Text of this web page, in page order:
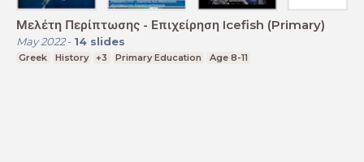
Μελέτη Περίπτωσης - Επιχείρηση Icefish (Primary)
May 2022- 14 slides
Greek History +3 Primary Education Age 8-11